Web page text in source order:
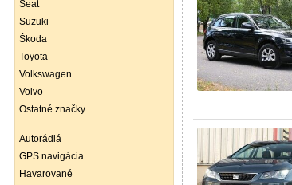
Seat
Suzuki
Škoda
Toyota
Volkswagen
Volvo
Ostatné značky
Autorádiá
GPS navigácia
Havarované